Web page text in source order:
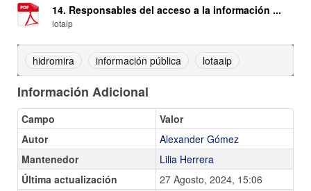
14. Responsables del acceso a la información ...
lotaip
hidromira información pública lotaaip
Información Adicional
Campo
Valor
Autor
Alexander Gómez
Mantenedor
Lilia Herrera
Última actualización
27 Agosto, 2024, 15:06